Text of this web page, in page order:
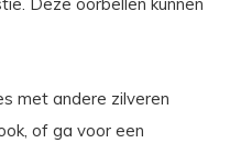
met andere zilveren
of ga voor een